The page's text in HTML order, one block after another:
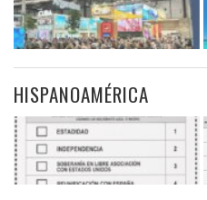
HISPANOAMÉRICA